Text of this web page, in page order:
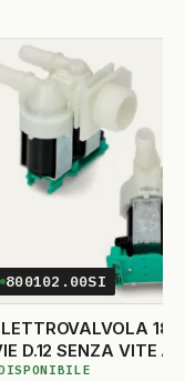
800102.00SI
180
VIE D.12 SENZA VITE A